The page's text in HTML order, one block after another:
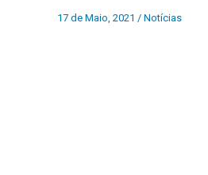
17 de Maio, 2021 / Notícias